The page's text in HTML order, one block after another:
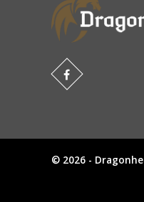
© 2026 -